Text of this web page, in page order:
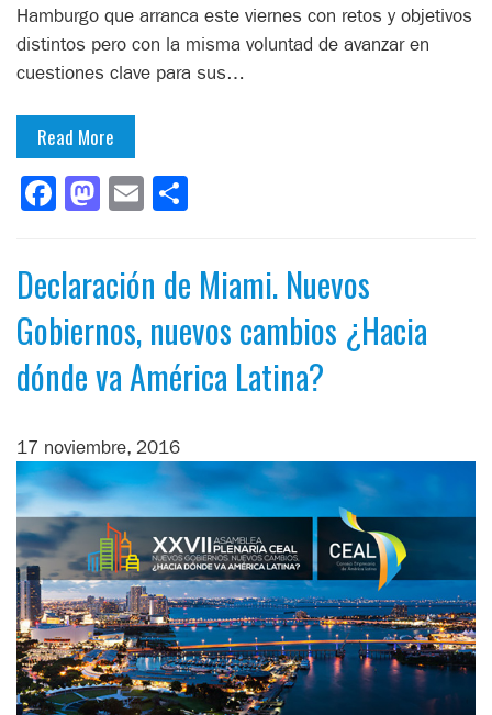
Hamburgo que arranca este viernes con retos y objetivos
distintos pero con la misma voluntad de avanzar en
cuestiones clave para sus…
Read More
Facebook
Mastodon
Email
Declaración de Miami. Nuevos
Gobiernos, nuevos cambios ¿Hacia
dónde va América Latina?
17 noviembre, 2016